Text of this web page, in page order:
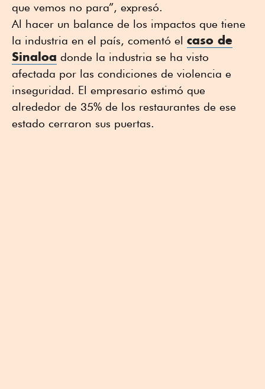
que vemos no para”, expresó.
Al hacer un balance de los impactos que tiene
la industria en el país, comentó el caso de
Sinaloa donde la industria se ha visto
afectada por las condiciones de violencia e
inseguridad. El empresario estimó que
alrededor de 35% de los restaurantes de ese
estado cerraron sus puertas.